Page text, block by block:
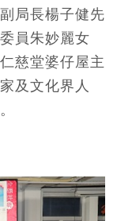
局長楊子健先
員朱妙麗女
慈堂婆仔屋主
及文化界人